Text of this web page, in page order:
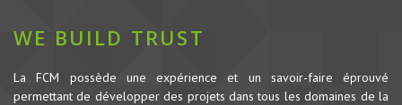
WE BUILD TRUST
La FCM possède une expérience et un savoir-faire éprouvé
permettant de développer des projets dans tous les domaines de la